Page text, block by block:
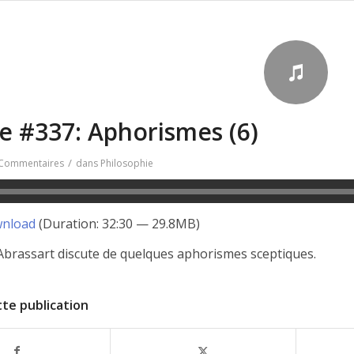
#337: Aphorismes (6)
/ dans Philosophie
(Duration: 32:30 — 29.8MB)
discute de quelques aphorismes sceptiques.
publication